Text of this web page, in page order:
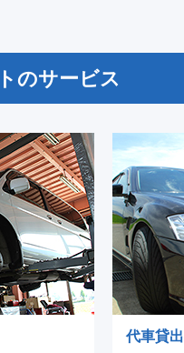
のサービス
代車貸出